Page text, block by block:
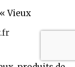
Vieux